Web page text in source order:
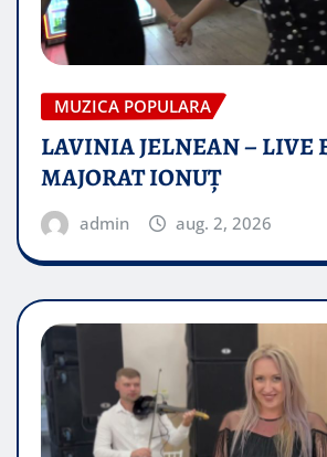
MUZICA POPULARA
LAVINIA JELNEAN – LIVE
MAJORAT IONUŢ
admin aug. 2, 2026